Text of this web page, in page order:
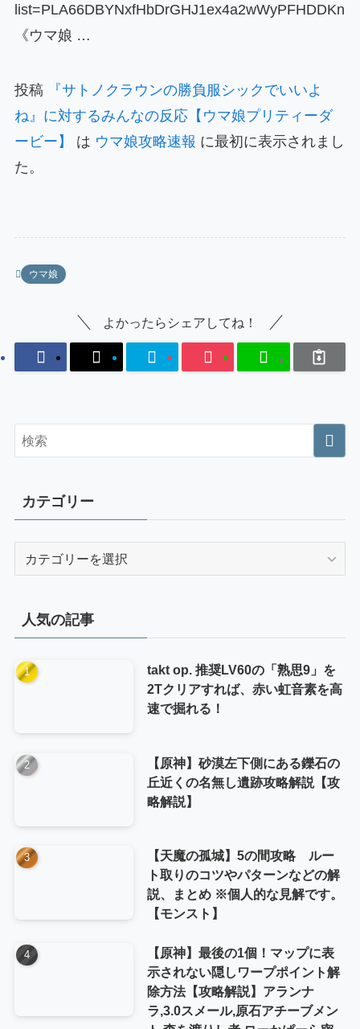
list=PLA66DBYNxfHbDrGHJ1ex4a2wWyPFHDDKn
《ウマ娘 …
投稿
『サトノクラウンの勝負服シックでいいよ
ね』に対するみんなの反応【ウマ娘プリティーダ
ービー】
は ウマ娘攻略速報 に最初に表示されまし
た。
ウマ娘
よかったらシェアしてね！
カテゴリー
ー
人気の記事
takt op. 推奨LV60の「熟思9」を
2Tクリアすれば、赤い虹音素を高
速で掘れる！
【原神】砂漠左下側にある鑠石の
丘近くの名無し遺跡攻略解説【攻
略解説】
【天魔の孤城】5の間攻略 ルー
ト取りのコツやパターンなどの解
説、まとめ ※個人的な見解です。
【モンスト】
【原神】最後の1個！マップに表
示されない隠しワープポイント解
除方法【攻略解説】アランナ
ラ,3.0スメール,原石アチーブメン